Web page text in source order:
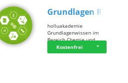
Grundlagen Rein…
holluakademie
Grundlagenwissen im
Bereich Chemie und …
Kostenfrei